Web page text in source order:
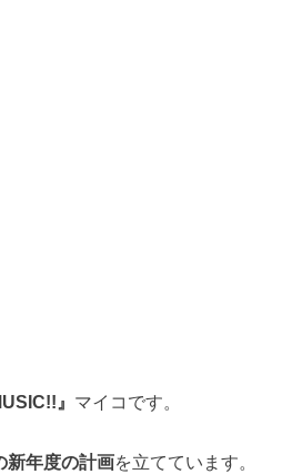
』 マイコです。
新年度の計画を立てています。